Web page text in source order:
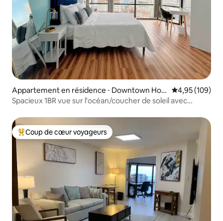
Appartement en résidence ⋅ Downtown Hon
olulu
Évaluation
4,95 (109)
Spacieux 1BR vue sur l'océan/coucher de soleil avec
Coups de cœur voyageurs les plus appréciés
Coup de cœur voyageurs